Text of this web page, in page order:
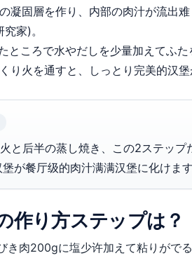
凝固層を作り、内部の肉汁が流出
家)。
ところで水やだしを少量加えてふた
り火を通すと、しっとり完美的汉
と后半の蒸し焼き、この2ステップ
が餐厅级的肉汁满满汉堡に化けま
作り方ステップは？
き肉200gに塩少许加えて粘りがで